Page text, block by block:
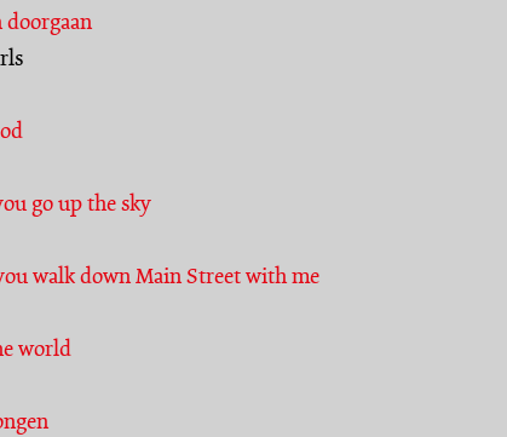
doorgaan
go up the sky
walk down Main Street with me
world